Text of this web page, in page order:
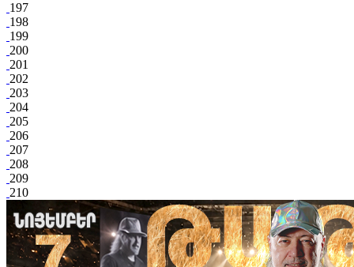
197
198
199
200
201
202
203
204
205
206
207
208
209
210